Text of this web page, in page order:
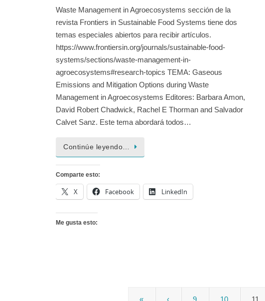
Waste Management in Agroecosystems sección de la
revista Frontiers in Sustainable Food Systems tiene dos
temas especiales abiertos para recibir artículos.
https://www.frontiersin.org/journals/sustainable-food-
systems/sections/waste-management-in-
agroecosystems#research-topics TEMA: Gaseous
Emissions and Mitigation Options during Waste
Management in Agroecosystems Editores: Barbara Amon,
David Robert Chadwick, Rachel E Thorman and Salvador
Calvet Sanz. Este tema abordará todos…
Continúe leyendo…
Comparte esto:
X Facebook LinkedIn
Me gusta esto:
« ‹ 9 10 11